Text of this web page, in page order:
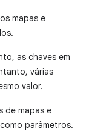
mapas e
as chaves em
várias
valor.
de mapas e
parâmetros.